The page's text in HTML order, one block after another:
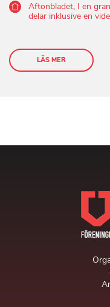
Aftonbladet, I en
delar inklusive en
LÄS MER